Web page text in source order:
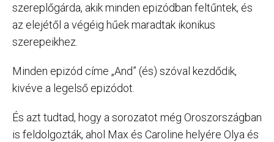
szereplőgárda, akik minden epizódban feltűntek, és
az elejétől a végéig hűek maradtak ikonikus
szerepeikhez.
Minden epizód címe „And” (és) szóval kezdődik,
kivéve a legelső epizódot.
És azt tudtad, hogy a sorozatot még Oroszországban
is feldolgozták, ahol Max és Caroline helyére Olya és